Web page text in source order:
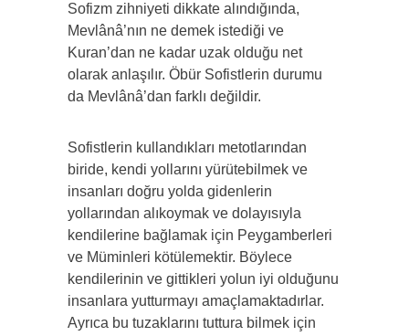
Sofizm zihniyeti dikkate alındığında,
Mevlânâ’nın ne demek istediği ve
Kuran’dan ne kadar uzak olduğu net
olarak anlaşılır. Öbür Sofistlerin durumu
da Mevlânâ’dan farklı değildir.
Sofistlerin kullandıkları metotlarından
biride, kendi yollarını yürütebilmek ve
insanları doğru yolda gidenlerin
yollarından alıkoymak ve dolayısıyla
kendilerine bağlamak için Peygamberleri
ve Müminleri kötülemektir. Böylece
kendilerinin ve gittikleri yolun iyi olduğunu
insanlara yutturmayı amaçlamaktadırlar.
Ayrıca bu tuzaklarını tuttura bilmek için